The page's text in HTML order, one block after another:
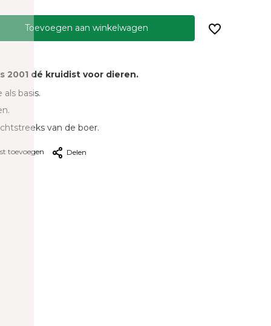
Toevoegen aan winkelwagen
2001 dé kruidist voor dieren.
basis.
van de boer.
toevoegen Delen